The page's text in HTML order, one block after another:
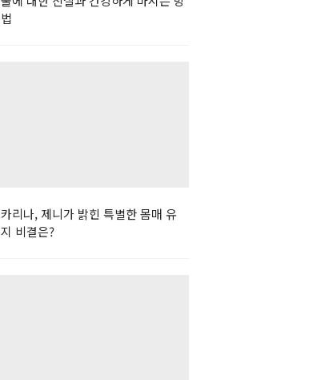
법
카리나, 제니가 밝힌 특별한 몸매 유
지 비결은?